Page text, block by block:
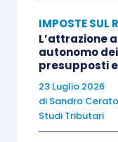
qualità di eredi
né a una
patrimoniale
sinallagma
In termini
trasferimento
IMPOSTE SUL
L’attrazione
autonomo
presupposti
23 Luglio 2026
di Sandro
Studi Tributari